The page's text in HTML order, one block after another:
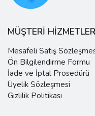
MÜŞTERİ
Mesafeli Satış
Ön Bilgilendirme Formu
İade ve İptal Prosedürü
Üyelik Sözleşmesi
Gizlilik Politikası